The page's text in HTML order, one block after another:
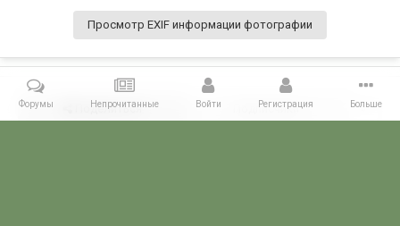
Просмотр EXIF информации фотографии
Поделиться Подписчики 0
Форумы Непрочитанные Войти Регистрация Больше